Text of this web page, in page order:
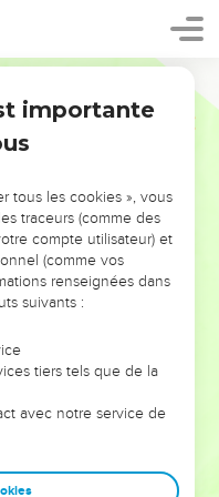
!
VOUS ÉVITER LES
les doutes, les erreurs
alors même que ce
et responsables
afin que leurs erreurs
importante
tous les cookies », vous
traceurs (comme des
compte utilisateur) et
(comme vos
renseignées dans
suivants :
tiers tels que de la
avec notre service de